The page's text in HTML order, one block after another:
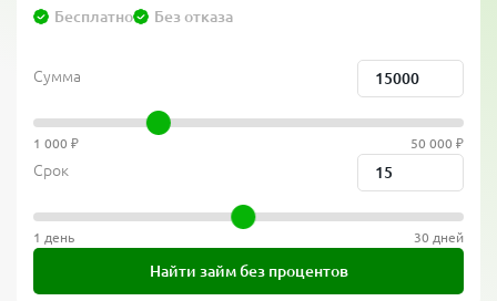
Бесплатно
Без отказа
Сумма
1 000 ₽ 50 000 ₽
Срок
1 день 30 дней
Найти займ без процентов